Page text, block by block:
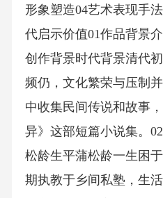
形象塑造04艺术表现手
代启示价值01作品背景
创作背景时代背景清代
频仍，文化繁荣与压制
中收集民间传说和故事
异》这部短篇小说集。
松龄生平蒲松龄一生困
期执教于乡间私塾，生